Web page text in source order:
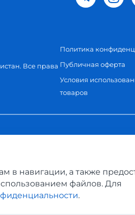
Все права
Политика
Публичная оферта
Условия
товаров
в навигации, а также
файлов. Для
.